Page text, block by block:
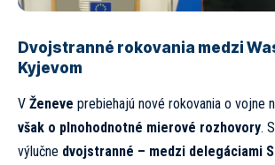
Dvojstranné rokovania medzi
Kyjevom
V Ženeve prebiehajú nové rokovania o vojne
však o plnohodnotné mierové rozhovory.
výlučne dvojstranné – medzi delegáciami